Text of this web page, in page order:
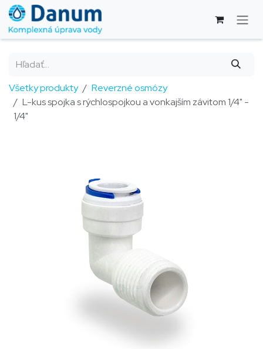
Skip to Content
Všetky produkty
Reverzné osmózy
L-kus spojka s rýchlospojkou a vonkajším závitom 1/4" -
1/4"